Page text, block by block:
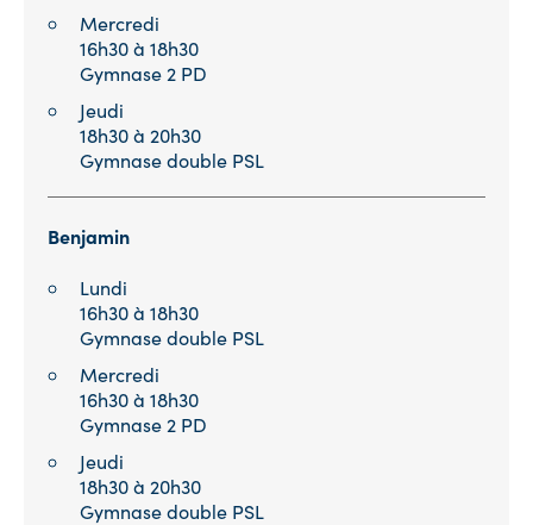
Mercredi
16h30 à 18h30
Gymnase 2 PD
Jeudi
18h30 à 20h30
Gymnase double PSL
Benjamin
Lundi
16h30 à 18h30
Gymnase double PSL
Mercredi
16h30 à 18h30
Gymnase 2 PD
Jeudi
18h30 à 20h30
Gymnase double PSL